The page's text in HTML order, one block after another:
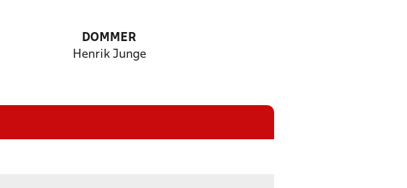
DOMMER
Henrik Junge